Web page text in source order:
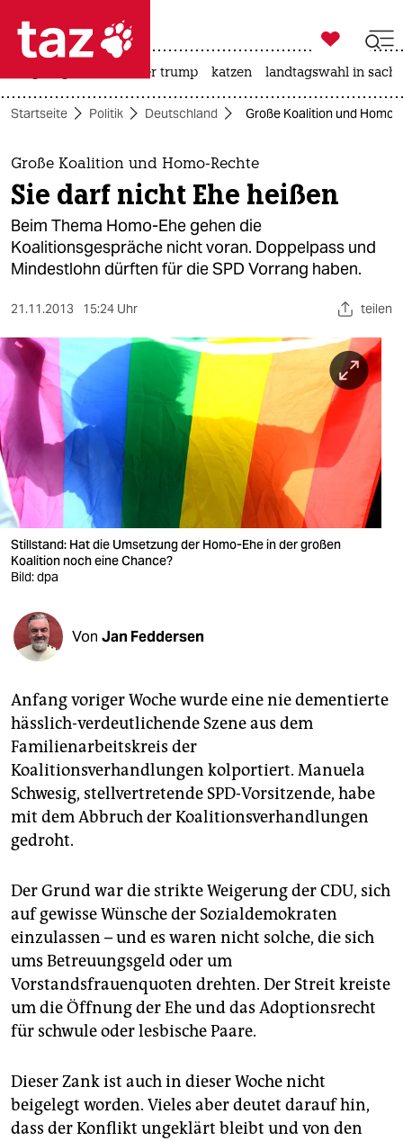
 taz zahl ich
taz zahl ich
themen
politik
öko
sport
berlin
nord
wahrheit
verlag
verlag
shop
fragen & hilfe
unterstützen
abo
genossenschaft
epaper login

taz zahl ich
usa unter trump katzen landtagswahl in
Startseite Politik Deutschland Große Koalition und
Große Koalition und Homo-Rechte
Sie darf nicht Ehe heißen
Beim Thema Homo-Ehe gehen die
Koalitionsgespräche nicht voran. Doppelpass und
Mindestlohn dürften für die SPD Vorrang haben.
21.11.2013 15:24 Uhr teilen
Stillstand: Hat die Umsetzung der Homo-Ehe in der großen
Koalition noch eine Chance?
Bild: dpa
Von Jan Feddersen
Anfang voriger Woche wurde eine nie dementierte
hässlich-verdeutlichende Szene aus dem
Familienarbeitskreis der
Koalitionsverhandlungen kolportiert. Manuela
Schwesig, stellvertretende SPD-Vorsitzende, habe
mit dem Abbruch der Koalitionsverhandlungen
gedroht.
Der Grund war die strikte Weigerung der CDU, sich
auf gewisse Wünsche der Sozialdemokraten
einzulassen – und es waren nicht solche, die sich
ums Betreuungsgeld oder um
Vorstandsfrauenquoten drehten. Der Streit kreiste
um die Öffnung der Ehe und das Adoptionsrecht
für schwule oder lesbische Paare.
Dieser Zank ist auch in dieser Woche nicht
beigelegt worden. Vieles aber deutet darauf hin,
dass der Konflikt ungeklärt bleibt und von den